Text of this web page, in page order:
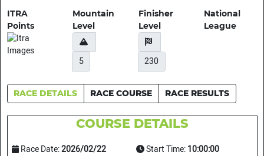
ITRA
Points
Mountain
Level
5
Finisher
Level
230
National
League
RACE DETAILS RACE COURSE RACE RESULTS
COURSE DETAILS
Race Date:2026/02/22 Start Time:10:00:00